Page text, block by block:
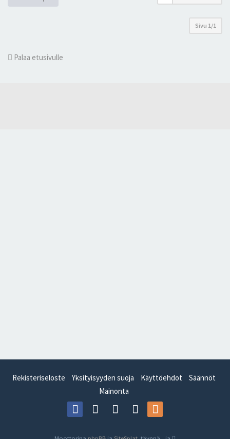
Sivu 1/1
Palaa etusivulle
Rekisteriseloste Yksityisyyden suoja Käyttöehdot
Säännöt
Mainonta